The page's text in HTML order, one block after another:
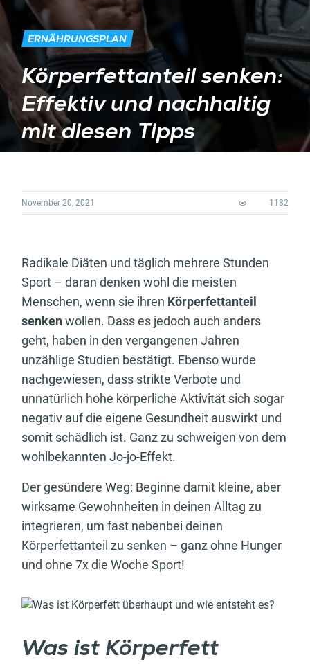
ERNÄHRUNGSPLAN
Körperfettanteil senken:
Effektiv und nachhaltig
mit diesen Tipps
November 20, 2021 1182
Radikale Diäten und täglich mehrere Stunden
Sport – daran denken wohl die meisten
Menschen, wenn sie ihren Körperfettanteil
senkenwollen. Dass es jedoch auch anders
geht, haben in den vergangenen Jahren
unzählige Studien bestätigt. Ebenso wurde
nachgewiesen, dass strikte Verbote und
unnatürlich hohe körperliche Aktivität sich sogar
negativ auf die eigene Gesundheit auswirkt und
somit schädlich ist. Ganz zu schweigen von dem
wohlbekannten Jo-jo-Effekt.
Der gesündere Weg: Beginne damit kleine, aber
wirksame Gewohnheiten in deinen Alltag zu
integrieren, um fast nebenbei deinen
Körperfettanteil zu senken – ganz ohne Hunger
und ohne 7x die Woche Sport!
Was ist Körperfett